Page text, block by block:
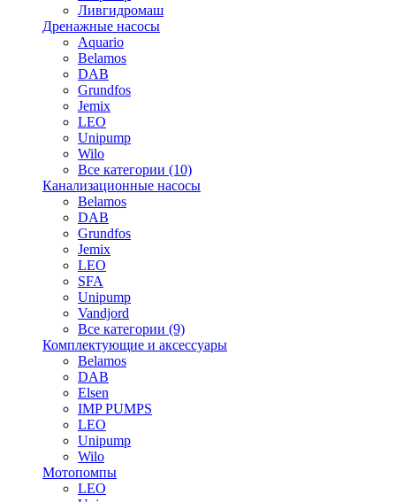
Ливгидромаш
Дренажные насосы
Aquario
Belamos
DAB
Grundfos
Jemix
LEO
Unipump
Wilo
Все категории (10)
Канализационные насосы
Belamos
DAB
Grundfos
Jemix
LEO
SFA
Unipump
Vandjord
Все категории (9)
Комплектующие и аксессуары
Belamos
DAB
Elsen
IMP PUMPS
LEO
Unipump
Wilo
Мотопомпы
LEO